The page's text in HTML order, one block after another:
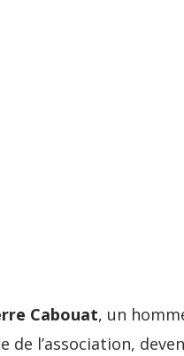
Cabouat, un
de l’association,